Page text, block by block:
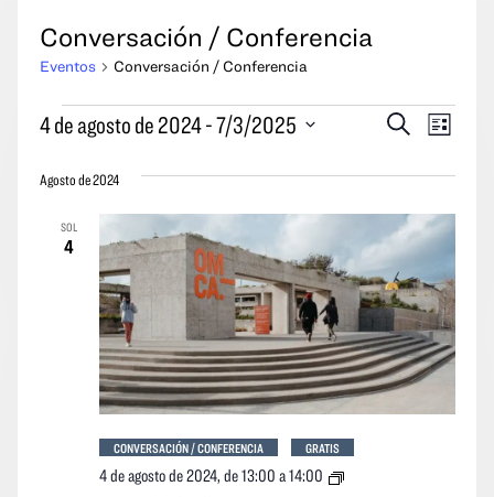
Conversación / Conferencia
Eventos Conversación / Conferencia
Eventos
Eventos
y
vistas
Buscar
las
vistas
de
los
Lista
4 de agosto de 2024 - 7/3/2025
la
Agosto de 2024
SOL
4
4 de agosto de 2024, de 13:00 a14:00
Paseo
CONVERSACIÓN / CONFERENCIA GRATIS